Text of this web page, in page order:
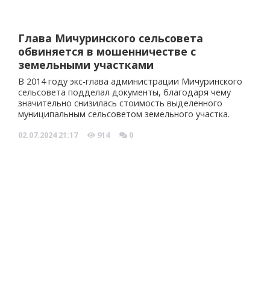
Глава Мичуринского сельсовета
обвиняется в мошенничестве с
земельными участками
В 2014 году экс-глава администрации Мичуринского
сельсовета подделал документы, благодаря чему
значительно снизилась стоимость выделенного
муниципальным сельсоветом земельного участка.
02.07.2024 21:17 914 0